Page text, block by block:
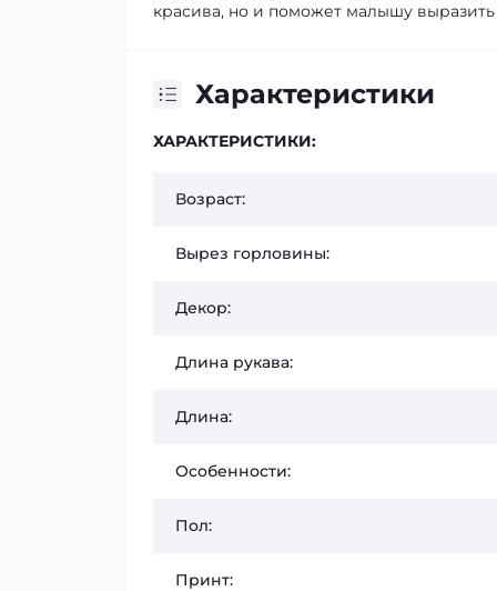
красива, но и поможет малышу
Характеристики
ХАРАКТЕРИСТИКИ:
Возраст:
Вырез горловины:
Декор:
Длина рукава:
Длина:
Особенности:
Пол:
Принт: